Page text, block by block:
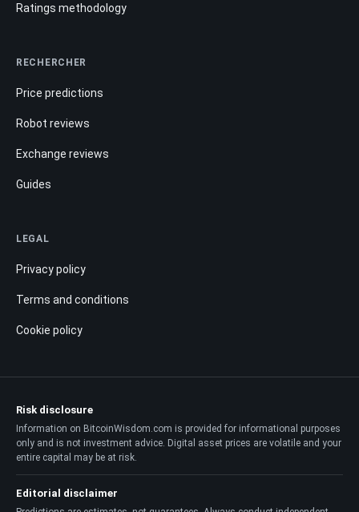
Ratings methodology
RECHERCHER
Price predictions
Robot reviews
Exchange reviews
Guides
LEGAL
Privacy policy
Terms and conditions
Cookie policy
Risk disclosure
Information on BitcoinWisdom.com is provided for informational purposes
only and is not investment advice. Digital asset prices are volatile and your
entire capital may be at risk.
Editorial disclaimer